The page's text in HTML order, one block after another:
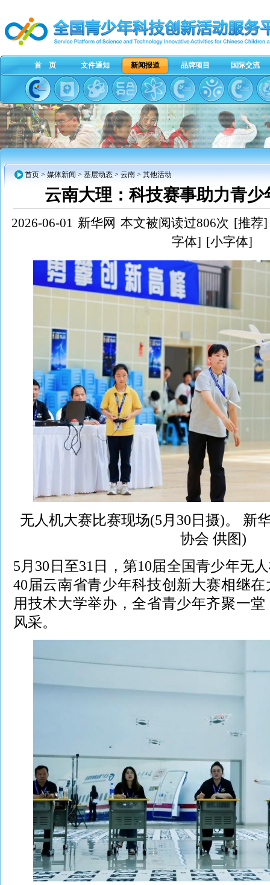
首 页 文件通知 新闻报道 品牌项目 国际交流
首页 > 媒体新闻 > 基层动态 > 云南 > 其他活动
云南大理：科技赛事助力青
2026-06-01 新华网 本文被阅读过806次 [推荐]
字体] [小字体]
无人机大赛比赛现场(5月30日摄)。 新
协会 供图)
5月30日至31日，第10届全国青少年无
40届云南省青少年科技创新大赛相继
用技术大学举办，全省青少年齐聚一
风采。